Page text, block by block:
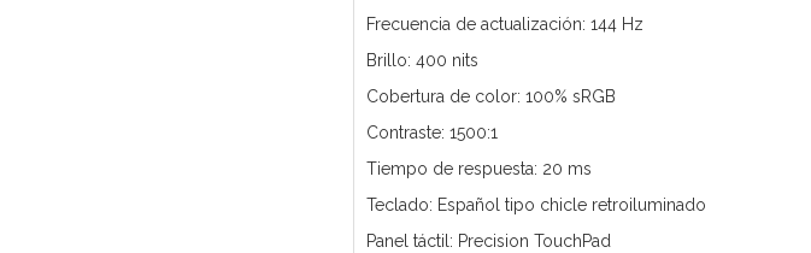
Frecuencia de actualización: 144 Hz
Brillo: 400 nits
Cobertura de color: 100% sRGB
Contraste: 1500:1
Tiempo de respuesta: 20 ms
Teclado: Español tipo chicle retroiluminado
Panel táctil: Precision TouchPad